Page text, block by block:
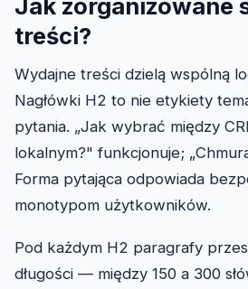
Jak zorganizowane
treści?
Wydajne treści dzielą wspólną
Nagłówki H2 to nie etykiety
pytania. „Jak wybrać między
lokalnym?" funkcjonuje;
Forma pytająca odpowiada
monotypom użytkowników.
Pod każdym H2 paragrafy
długości — między 150 a 300